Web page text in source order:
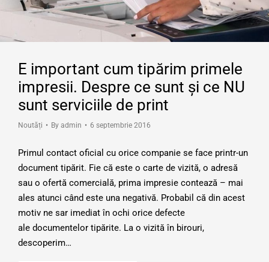
E important cum tipărim primele
impresii. Despre ce sunt şi ce NU
sunt serviciile de print
Noutăți By admin 6 septembrie 2016
Primul contact oficial cu orice companie se face printr-un
document tipărit. Fie că este o carte de vizită, o adresă
sau o ofertă comercială, prima impresie contează – mai
ales atunci când este una negativă. Probabil că din acest
motiv ne sar imediat în ochi orice defecte
ale documentelor tipărite. La o vizită în birouri,
descoperim…